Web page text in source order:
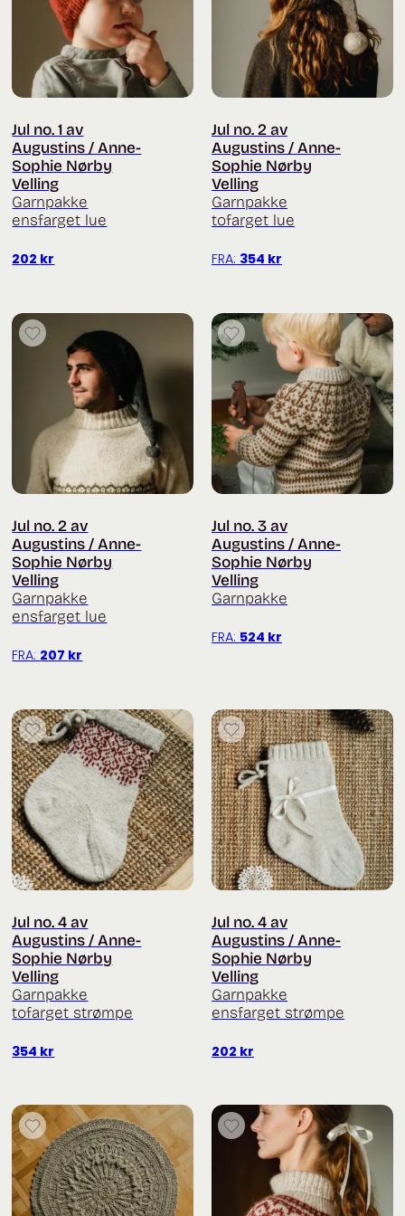
Jul no. 1 av
Augustins / Anne-
Sophie Nørby
Velling
Garnpakke
ensfarget lue
202 kr
Jul no. 2 av
Augustins / Anne-
Sophie Nørby
Velling
Garnpakke
tofarget lue
FRA: 354 kr
Jul no. 2 av
Augustins / Anne-
Sophie Nørby
Velling
Garnpakke
ensfarget lue
FRA: 207 kr
Jul no. 3 av
Augustins / Anne-
Sophie Nørby
Velling
Garnpakke
FRA: 524 kr
Jul no. 4 av
Augustins / Anne-
Sophie Nørby
Velling
Garnpakke
tofarget strømpe
354 kr
Jul no. 4 av
Augustins / Anne-
Sophie Nørby
Velling
Garnpakke
ensfarget strømpe
202 kr